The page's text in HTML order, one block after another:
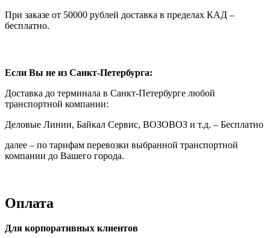
При заказе от 50000 рублей доставка в пределах КАД –
бесплатно.
Если Вы не из Санкт-Петербурга:
Доставка до терминала в Санкт-Петербурге любой
транспортной компании:
Деловые Линии, Байкал Сервис, ВОЗОВОЗ и т.д. – Бесплатно
далее – по тарифам перевозки выбранной транспортной
компании до Вашего города.
Оплата
Для корпоративных клиентов